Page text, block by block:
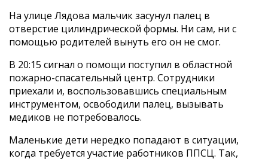
На улице Лядова мальчик засунул палец в
отверстие цилиндрической формы. Ни сам, ни с
помощью родителей вынуть его он не смог.
В 20:15 сигнал о помощи поступил в областной
пожарно-спасательный центр. Сотрудники
приехали и, воспользовавшись специальным
инструментом, освободили палец, вызывать
медиков не потребовалось.
Маленькие дети нередко попадают в ситуации,
когда требуется участие работников ППСЦ. Так,